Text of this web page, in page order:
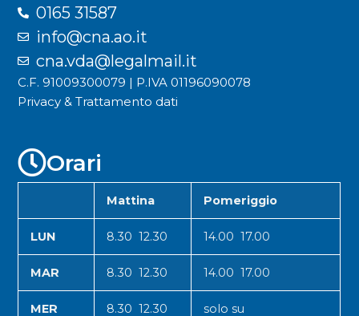
0165 31587
info@cna.ao.it
cna.vda@legalmail.it
C.F. 91009300079 | P.IVA 01196090078
Privacy & Trattamento dati
Orari
Mattina Pomeriggio
LUN 8.30 12.30 14.00 17.00
MAR 8.30 12.30 14.00 17.00
MER 8.30 12.30 solo su